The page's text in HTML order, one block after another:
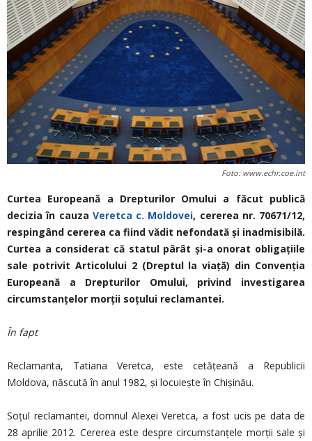
Foto: www.echr.coe.int
Curtea Europeană a Drepturilor Omului a făcut publică
decizia în cauza Veretca c. Moldovei, cererea nr. 70671/12,
respingând cererea ca fiind vădit nefondată şi inadmisibilă.
Curtea a considerat că statul pârât și-a onorat obligaţiile
sale potrivit Articolului 2 (Dreptul la viață) din Convenţia
Europeană a Drepturilor Omului, privind investigarea
circumstanțelor morții soțului reclamantei.
În fapt
Reclamanta, Tatiana Veretca, este cetățeană a Republicii
Moldova, născută în anul 1982, și locuiește în Chișinău.
Soțul reclamantei, domnul Alexei Veretca, a fost ucis pe data de
28 aprilie 2012. Cererea este despre circumstanțele morții sale și